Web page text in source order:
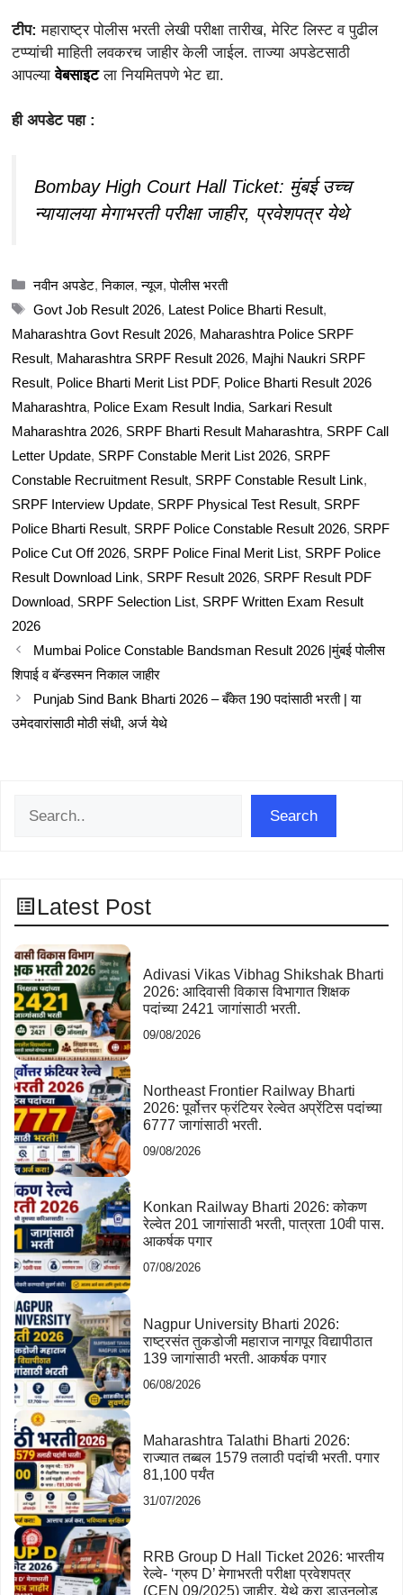
टीप: महाराष्ट्र पोलीस भरती लेखी परीक्षा तारीख, मेरिट लिस्ट व पुढील
टप्प्यांची माहिती लवकरच जाहीर केली जाईल. ताज्या अपडेटसाठी
आपल्यावेबसाइटला नियमितपणे भेट द्या.
ही अपडेट पहा :
Bombay High Court Hall Ticket: मुंबई उच्च
न्यायालया मेगाभरती परीक्षा जाहीर, प्रवेशपत्र येथे
Categories
नवीन अपडेट,निकाल,न्यूज,पोलीस भरती
Tags
Govt Job Result 2026, Latest Police Bharti Result,
Maharashtra Govt Result 2026, Maharashtra Police SRPF
Result, Maharashtra SRPF Result 2026, Majhi Naukri SRPF
Result, Police Bharti Merit List PDF, Police Bharti Result 2026
Maharashtra, Police Exam Result India, Sarkari Result
Maharashtra 2026, SRPF Bharti Result Maharashtra, SRPF Call
Letter Update, SRPF Constable Merit List 2026, SRPF
Constable Recruitment Result, SRPF Constable Result Link,
SRPF Interview Update, SRPF Physical Test Result, SRPF
Police Bharti Result, SRPF Police Constable Result 2026, SRPF
Police Cut Off 2026, SRPF Police Final Merit List, SRPF Police
Result Download Link, SRPF Result 2026, SRPF Result PDF
Download, SRPF Selection List, SRPF Written Exam Result
2026
Mumbai Police Constable Bandsman Result 2026 |मुंबई पोलीस
शिपाई व बॅन्डस्मन निकाल जाहीर
Punjab Sind Bank Bharti 2026 – बँकेत 190 पदांसाठी भरती | या
उमेदवारांसाठी मोठी संधी, अर्ज येथे
Search
Latest Post
Adivasi Vikas Vibhag Shikshak Bharti
2026: आदिवासी विकास विभागात शिक्षक
पदांच्या 2421 जागांसाठी भरती.
09/08/2026
Northeast Frontier Railway Bharti
2026: पूर्वोत्तर फ्रंटियर रेल्वेत अप्रेंटिस पदांच्या
6777 जागांसाठी भरती.
09/08/2026
Konkan Railway Bharti 2026: कोकण
रेल्वेत 201 जागांसाठी भरती, पात्रता 10वी पास.
आकर्षक पगार
07/08/2026
Nagpur University Bharti 2026:
राष्ट्रसंत तुकडोजी महाराज नागपूर विद्यापीठात
139 जागांसाठी भरती. आकर्षक पगार
06/08/2026
Maharashtra Talathi Bharti 2026:
राज्यात तब्बल 1579 तलाठी पदांची भरती. पगार
81,100 पर्यंत
31/07/2026
RRB Group D Hall Ticket 2026: भारतीय
रेल्वे- ‘ग्रुप D’ मेगाभरती परीक्षा प्रवेशपत्र
(CEN 09/2025) जाहीर. येथे करा डाउनलोड